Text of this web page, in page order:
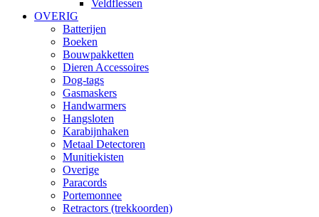
Veldflessen
OVERIG
Batterijen
Boeken
Bouwpakketten
Dieren Accessoires
Dog-tags
Gasmaskers
Handwarmers
Hangsloten
Karabijnhaken
Metaal Detectoren
Munitiekisten
Overige
Paracords
Portemonnee
Retractors (trekkoorden)